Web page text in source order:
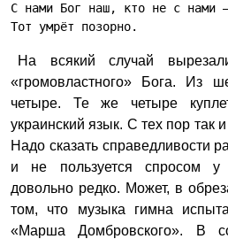
С нами Бог наш, кто не с нами
Тот умрёт позорно.
На всякий случай
«громовластного» Бога. Из
четыре. Те же четыре
украинский язык. С тех пор так
Надо сказать справедливости
и не пользуется спросом у
довольно редко. Может, в
том, что музыка гимна
«Марша Домбровского». В